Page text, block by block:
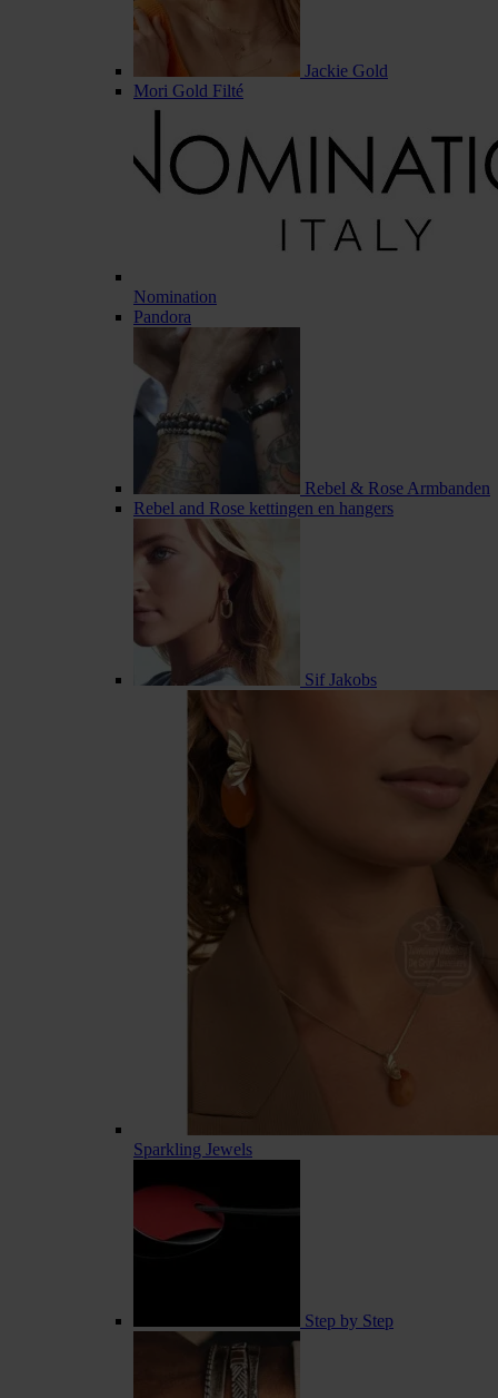
Jackie Gold
Mori Gold Filté
Nomination
Pandora
Rebel & Rose Armbanden
Rebel and Rose kettingen en hangers
Sif Jakobs
Sparkling Jewels
Step by Step